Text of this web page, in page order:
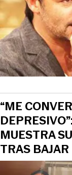
“ME
MUESTRA
TRAS